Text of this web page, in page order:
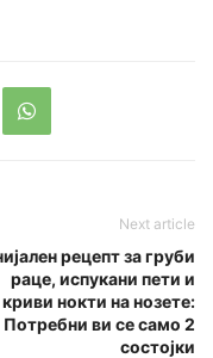
Next article
рецепт за груби
раце, испукани пети и
криви нокти на нозете:
Потребни ви се само 2
состојки